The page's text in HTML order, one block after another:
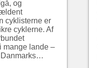
og
cyklisterne er
cyklerne. Af
mange lande –
Danmarks…